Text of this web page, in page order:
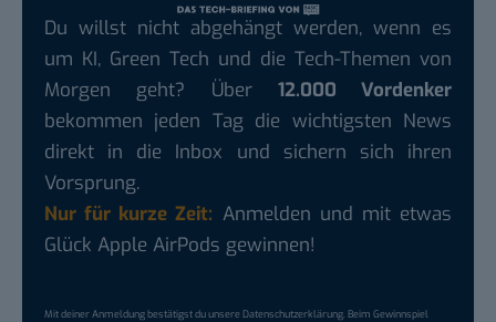
Du willst nicht abgehängt werden, wenn es
um KI, Green Tech und die Tech-Themen von
Morgen geht? Über 12.000 Vordenker
bekommen jeden Tag die wichtigsten News
direkt in die Inbox und sichern sich ihren
Vorsprung.
Nur für kurze Zeit: Anmelden und mit etwas
Glück Apple AirPods gewinnen!
Mit deiner Anmeldung bestätigst du unsereDatenschutzerklärung. Beim Gewinnspiel